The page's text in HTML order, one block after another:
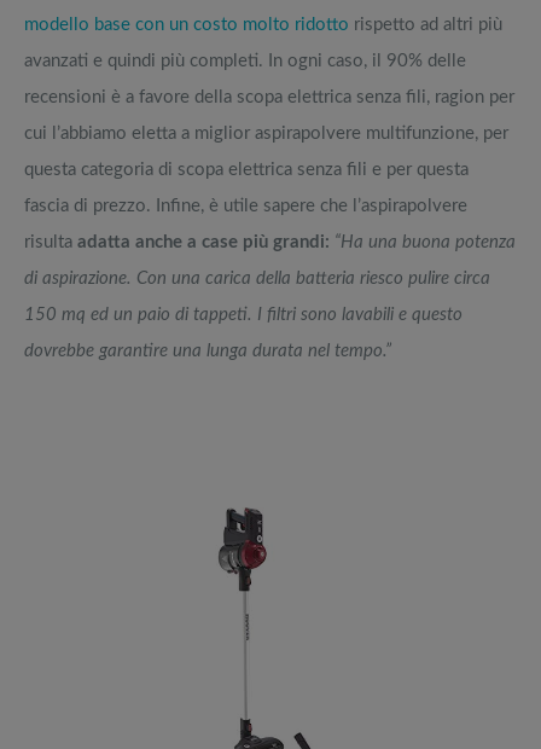
modello base con un costo molto ridotto rispetto ad altri più
avanzati e quindi più completi. In ogni caso, il 90% delle
recensioni è a favore della scopa elettrica senza fili, ragion per
cui l’abbiamo eletta a miglior aspirapolvere multifunzione, per
questa categoria di scopa elettrica senza fili e per questa
fascia di prezzo. Infine, è utile sapere che l’aspirapolvere
risulta adatta anche a case più grandi: “Ha una buona potenza
di aspirazione. Con una carica della batteria riesco pulire circa
150 mq ed un paio di tappeti. I filtri sono lavabili e questo
dovrebbe garantire una lunga durata nel tempo.”